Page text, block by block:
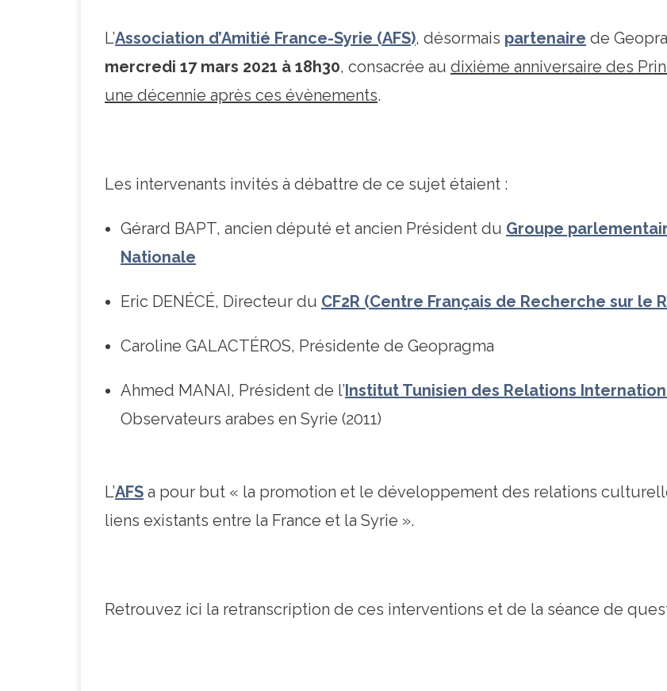
L’Association d’Amitié France-Syrie (AFS), désormais partenaire de
mercredi 17 mars 2021 à 18h30, consacrée au dixième anniversaire des
une décennie après ces évènements.
Les intervenants invités à débattre de ce sujet étaient :
Gérard BAPT, ancien député et ancien Président du Groupe
Nationale
Eric DENÉCÉ, Directeur du CF2R (Centre Français de Recherche sur le
Caroline GALACTÉROS, Présidente de Geopragma
Ahmed MANAI, Président de l’Institut Tunisien des Relations
Observateurs arabes en Syrie (2011)
L’AFS a pour but « la promotion et le développement des relations
liens existants entre la France et la Syrie ».
Retrouvez ici la retranscription de ces interventions et de la séance de